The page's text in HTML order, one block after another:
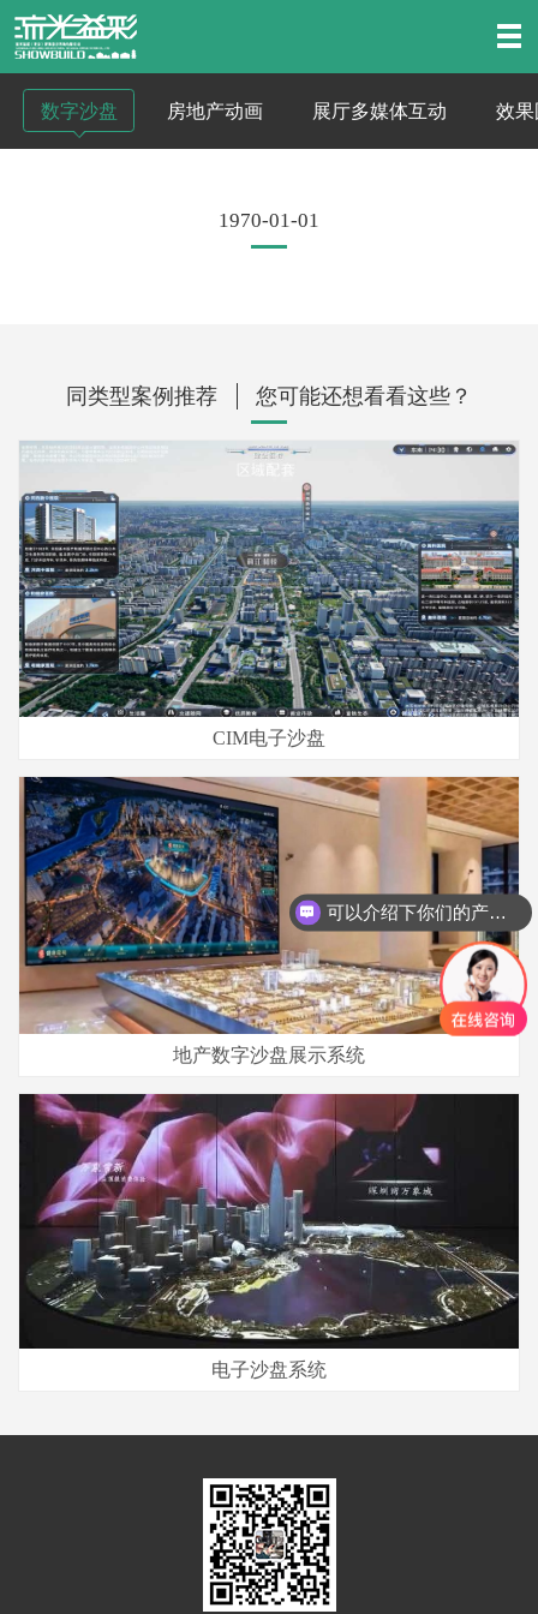
数字沙盘 房地产动画 展厅多媒体互动 效果
1970-01-01
同类型案例推荐 您可能还想看看这些？
CIM电子沙盘
地产数字沙盘展示系统
电子沙盘系统
可以介绍下你们的产品么？